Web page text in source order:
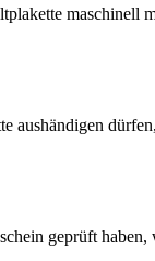
maschinell
aushändigen
geprüft